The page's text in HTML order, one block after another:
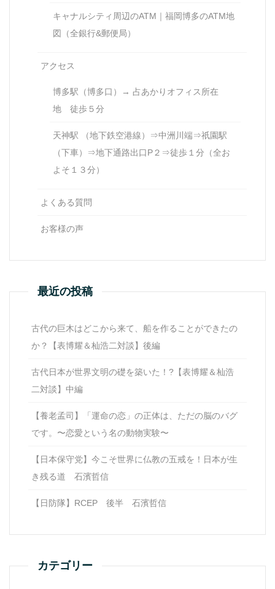
キャナルシティ周辺のATM｜福岡博多のATM地
図（全銀行&郵便局）
アクセス
博多駅（博多口）→ 占あかりオフィス所在
地 徒歩５分
天神駅 （地下鉄空港線）⇒中洲川端⇒祇園駅
（下車）⇒地下通路出口P２⇒徒歩１分（全お
よそ１３分）
よくある質問
お客様の声
最近の投稿
古代の巨木はどこから来て、船を作ることができたの
か？【表博耀＆杣浩二対談】後編
古代日本が世界文明の礎を築いた！?【表博耀＆杣浩
二対談】中編
【養老孟司】「運命の恋」の正体は、ただの脳のバグ
です。〜恋愛という名の動物実験〜
【日本保守党】今こそ世界に仏教の五戒を！日本が生
き残る道 石濱哲信
【日防隊】RCEP 後半 石濱哲信
カテゴリー